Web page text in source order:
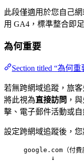
此段僅適用於您自己
用 GA4，標準整合即
為何重要
Section titled “為何重
若無跨網域追蹤，旅
將此視為直接訪問 ，
擊、電子郵件活動或
設定跨網域追蹤後，
google.com（付費
↓